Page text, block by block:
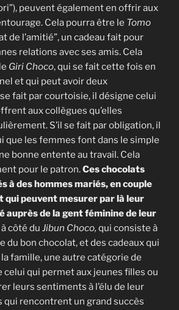
peuvent également en offrir aux
Cela pourra être le Tomo
de l’amitié”, un cadeau fait pour
relations avec ses amis. Cela
Giri Choco, qui se fait cette fois en
et qui peut avoir deux
fait par courtoisie, il désigne celui
aux collègues qu’elles
S’il se fait par obligation, il
que les femmes font dans le simple
bonne entente au travail. Cela
pour le patron.Ces chocolats
à des hommes mariés, en couple
qui peuvent mesurer par là leur
auprès de la gent féminine de leur
à côté du Jibun Choco, qui consiste à
du bon chocolat, et des cadeaux qui
famille, une autre catégorie de
celui qui permet aux jeunes filles ou
leurs sentiments à l’élu de leur
qui rencontrent un grand succès